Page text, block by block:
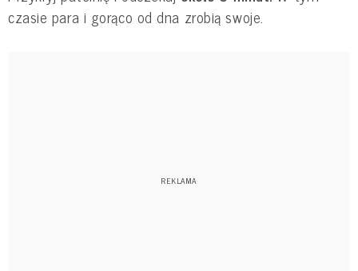
czasie para i gorąco od dna zrobią swoje.